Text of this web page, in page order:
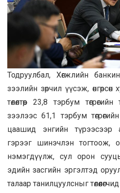
Тодруулбал, Хөгжлийн
зээлийн зөрчил үүсэж,
төлөлтөөр 23,8 тэрбум
зээлээс 61,1 тэрбум
цаашид энгийн түрээсээр
гэрээг шинэчлэн тогтоож,
нэмэгдүүлж, сул орон
эдийн засгийн эргэлтэд
талаар танилцуулсныг